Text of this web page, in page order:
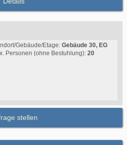
Gebäude/Etage: Gebäude 30, EG
Personen (ohne Bestuhlung): 20
stellen